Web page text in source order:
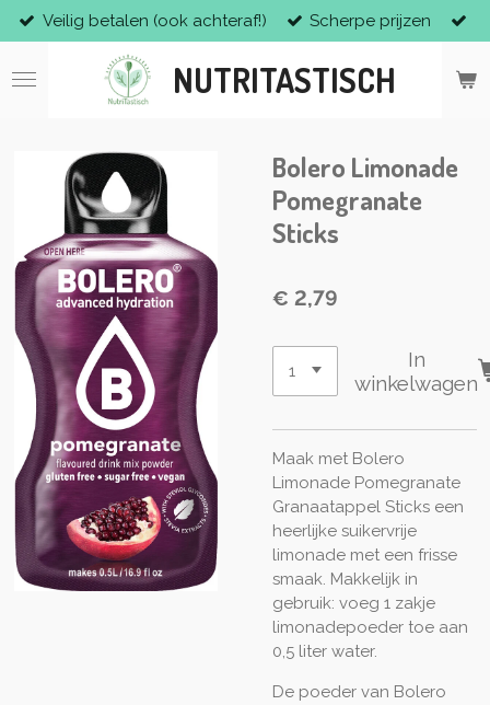
Ga
direct
naar
NUTRITASTISCH
Veilig betalen (ook achteraf!) Scherpe prijzen
Bolero Limonade
Pomegranate
Sticks
€ 2,79
In
winkelwagen
Maak met Bolero
Limonade Pomegranate
Granaatappel Sticks een
heerlijke suikervrije
limonade met een frisse
smaak. Makkelijk in
gebruik: voeg 1 zakje
limonadepoeder toe aan
0,5 liter water.
De poeder van Bolero